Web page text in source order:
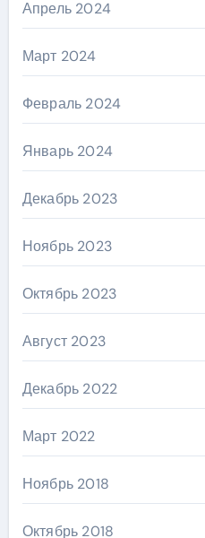
Апрель 2024
Март 2024
Февраль 2024
Январь 2024
Декабрь 2023
Ноябрь 2023
Октябрь 2023
Август 2023
Декабрь 2022
Март 2022
Ноябрь 2018
Октябрь 2018